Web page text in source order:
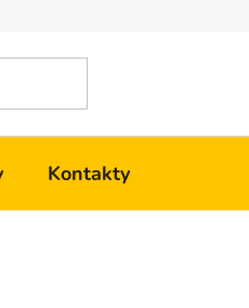
Kontakty